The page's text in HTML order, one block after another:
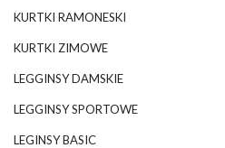
KURTKI RAMONESKI
KURTKI ZIMOWE
LEGGINSY DAMSKIE
LEGGINSY SPORTOWE
LEGINSY BASIC